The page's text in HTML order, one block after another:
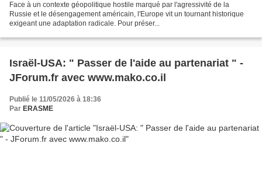
Face à un contexte géopolitique hostile marqué par l'agressivité de la
Russie et le désengagement américain, l'Europe vit un tournant historique
exigeant une adaptation radicale. Pour préser...
Israël-USA: " Passer de l'aide au partenariat " -
JForum.fr avec www.mako.co.il
Publié le 11/05/2026 à 18:36
Par ERASME